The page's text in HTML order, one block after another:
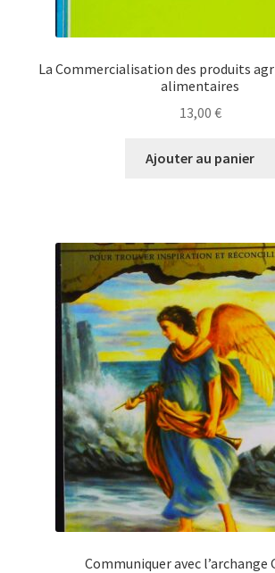
La Commercialisation des produits
alimentaires
13,00 €
Ajouter au panier
Communiquer avec l’archange